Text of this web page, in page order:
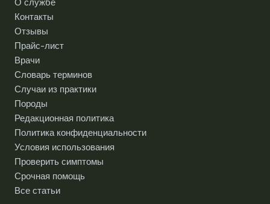
Контакты
Отзывы
Прайс-лист
Врачи
Словарь терминов
Случаи из практики
Породы
Редакционная политика
Политика конфиденциальности
Условия использования
Проверить симптомы
Срочная помощь
Все статьи